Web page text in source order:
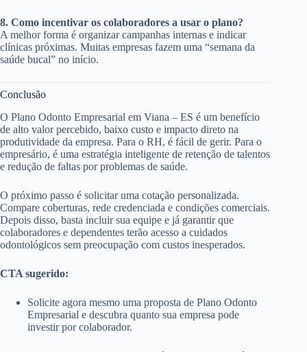
8. Como incentivar os colaboradores a usar o plano?
A melhor forma é organizar campanhas internas e indicar
clínicas próximas. Muitas empresas fazem uma “semana da
saúde bucal” no início.
Conclusão
O Plano Odonto Empresarial em Viana – ES é um benefício
de alto valor percebido, baixo custo e impacto direto na
produtividade da empresa. Para o RH, é fácil de gerir. Para o
empresário, é uma estratégia inteligente de retenção de talentos
e redução de faltas por problemas de saúde.
O próximo passo é solicitar uma cotação personalizada.
Compare coberturas, rede credenciada e condições comerciais.
Depois disso, basta incluir sua equipe e já garantir que
colaboradores e dependentes terão acesso a cuidados
odontológicos sem preocupação com custos inesperados.
CTA sugerido:
Solicite agora mesmo uma proposta de Plano Odonto
Empresarial e descubra quanto sua empresa pode
investir por colaborador.